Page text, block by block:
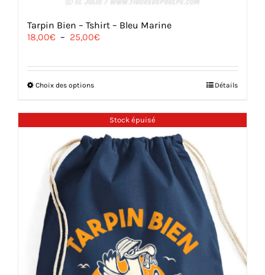
Tarpin Bien – Tshirt – Bleu Marine
18,00€ – 25,00€Plage
18,00€
Choix des optionsCe
plusieurs
variations.
Les
options
peuvent
être
choisies
page
du
produit
Détails
Stock épuisé